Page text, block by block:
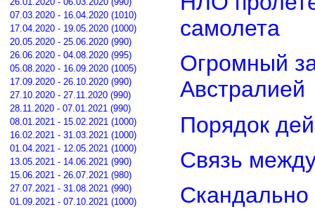
07.03.2020 - 16.04.2020 (1010)
17.04.2020 - 19.05.2020 (1000)
20.05.2020 - 25.06.2020 (990)
26.06.2020 - 04.08.2020 (995)
05.08.2020 - 16.09.2020 (1005)
17.09.2020 - 26.10.2020 (990)
27.10.2020 - 27.11.2020 (990)
28.11.2020 - 07.01.2021 (990)
08.01.2021 - 15.02.2021 (1000)
16.02.2021 - 31.03.2021 (1000)
01.04.2021 - 12.05.2021 (1000)
13.05.2021 - 14.06.2021 (990)
15.06.2021 - 26.07.2021 (980)
27.07.2021 - 31.08.2021 (990)
01.09.2021 - 07.10.2021 (1000)
самолета
Огромный
Австралией
Порядок
Связь